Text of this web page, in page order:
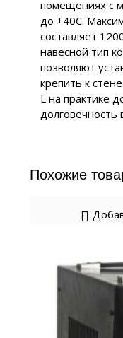
помещениях с
до +40С.
составляет
навесной тип
позволяют
крепить к
L на практике
долговечность
Похожие